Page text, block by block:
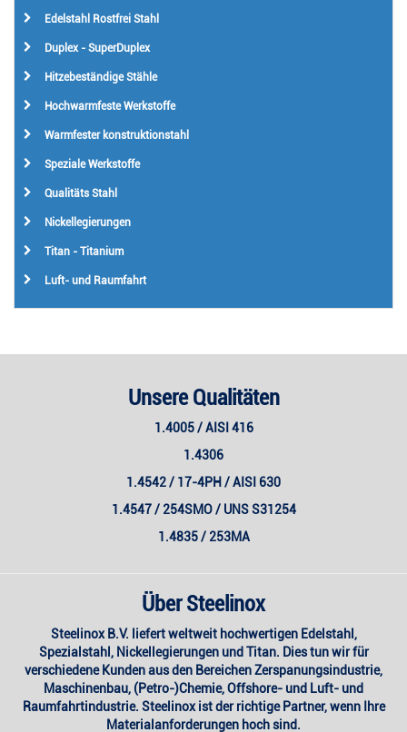
Edelstahl Rostfrei Stahl
Duplex - SuperDuplex
Hitzebeständige Stähle
Hochwarmfeste Werkstoffe
Warmfester konstruktionstahl
Speziale Werkstoffe
Qualitäts Stahl
Nickellegierungen
Titan - Titanium
Luft- und Raumfahrt
Unsere Qualitäten
1.4005 / AISI 416
1.4306
1.4542 / 17-4PH / AISI 630
1.4547 / 254SMO / UNS S31254
1.4835 / 253MA
Über Steelinox
Steelinox B.V. liefert weltweit hochwertigen Edelstahl,
Spezialstahl, Nickellegierungen und Titan. Dies tun wir für
verschiedene Kunden aus den Bereichen Zerspanungsindustrie,
Maschinenbau, (Petro-)Chemie, Offshore- und Luft- und
Raumfahrtindustrie. Steelinox ist der richtige Partner, wenn Ihre
Materialanforderungen hoch sind.